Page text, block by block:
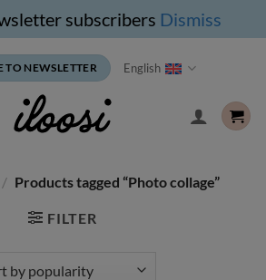
subscribers Dismiss
TO NEWSLETTER English
/ Products tagged “Photo collage”
FILTER